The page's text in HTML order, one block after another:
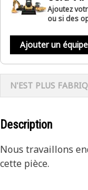
Ajoutez
ou si des
Ajouter un
N'EST PLUS
Description
Nous travaillons
cette pièce.